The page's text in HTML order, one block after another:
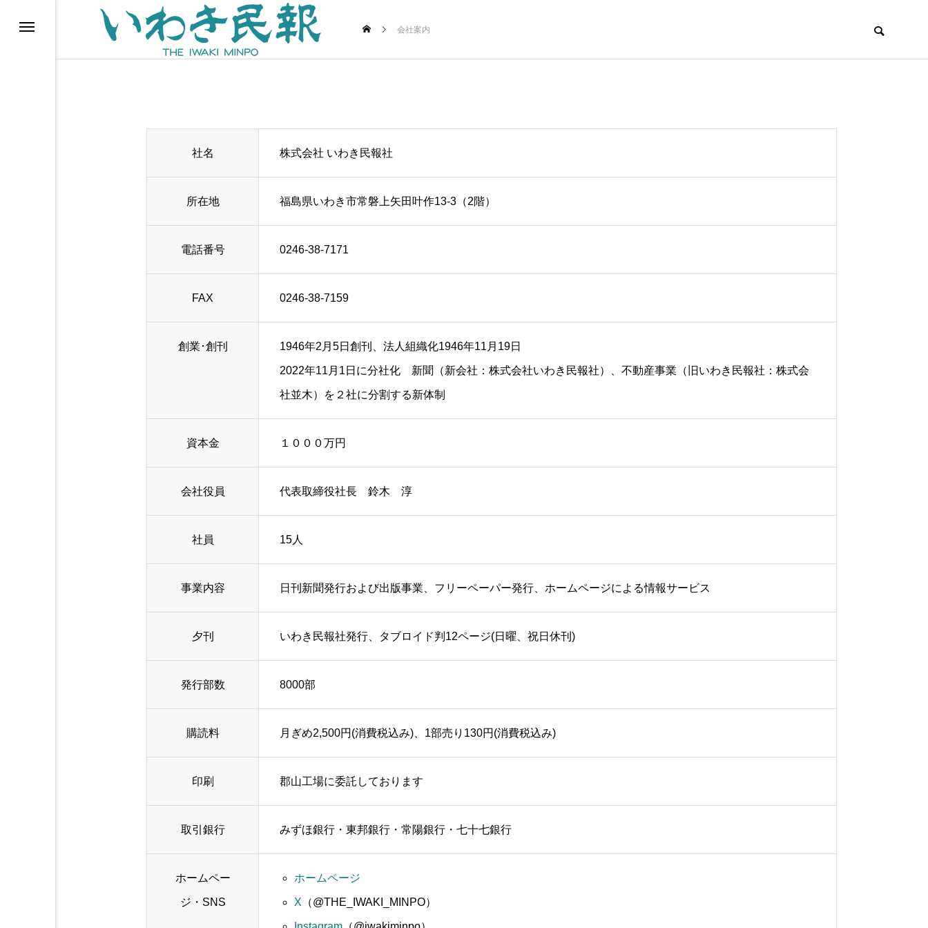
会社案内
社名 株式会社 いわき民報社
所在地 福島県いわき市常磐上矢田叶作13-3（2階）
電話番号 0246-38-7171
FAX 0246-38-7159
創業･創刊 1946年2月5日創刊、法人組織化1946年11月19日
2022年11月1日に分社化 新聞（新会社：株式会社いわき民報社）、不動産事業（旧いわき民報社：株式会
社並木）を２社に分割する新体制
資本金 １０００万円
会社役員 代表取締役社長 鈴木 淳
社員 15人
事業内容 日刊新聞発行および出版事業、フリーペーパー発行、ホームページによる情報サービス
夕刊 いわき民報社発行、タブロイド判12ページ(日曜、祝日休刊)
発行部数 8000部
購読料 月ぎめ2,500円(消費税込み)、1部売り130円(消費税込み)
印刷 郡山工場に委託しております
取引銀行 みずほ銀行・東邦銀行・常陽銀行・七十七銀行
ホームペー
ジ・SNS
ホームページ
X （@THE_IWAKI_MINPO）